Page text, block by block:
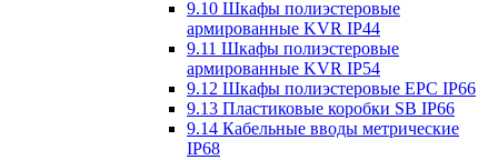
9.10 Шкафы полиэстеровые
армированные KVR IP44
9.11 Шкафы полиэстеровые
армированные KVR IP54
9.12 Шкафы полиэстеровые EPC IP66
9.13 Пластиковые коробки SB IP66
9.14 Кабельные вводы метрические
IP68